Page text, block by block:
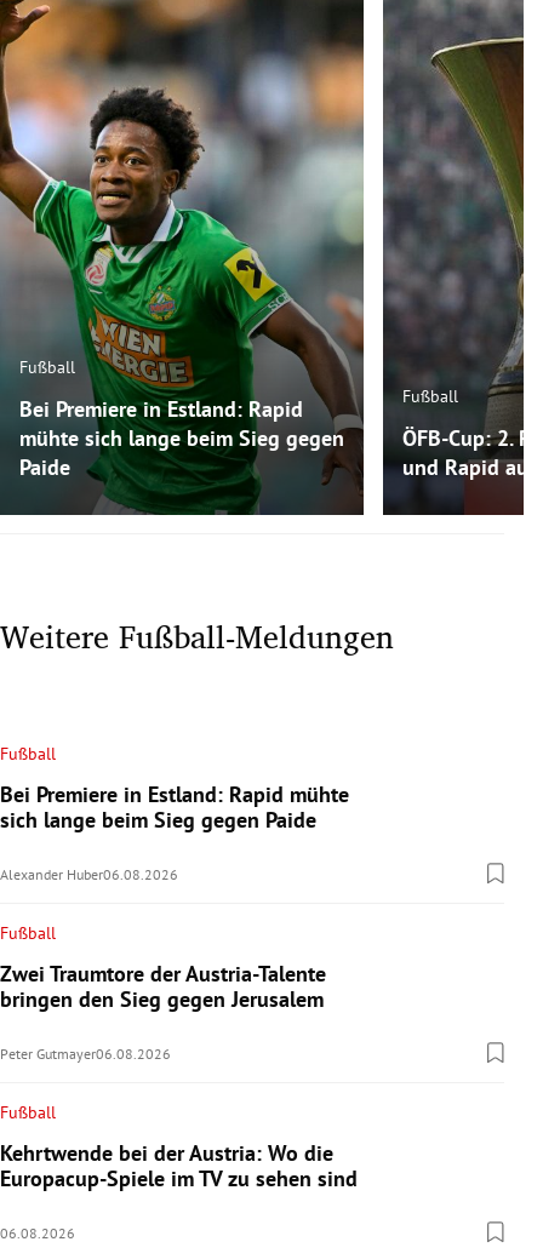
Fußball
Bei Premiere in Estland: Rapid
mühte sich lange beim Sieg gegen
Paide
Fußball
ÖFB-Cup: 2.
und Rapid auf
Weitere Fußball-Meldungen
Fußball
Bei Premiere in Estland: Rapid mühte
sich lange beim Sieg gegen Paide
Alexander Huber06.08.2026
Fußball
Zwei Traumtore der Austria-Talente
bringen den Sieg gegen Jerusalem
Peter Gutmayer06.08.2026
Fußball
Kehrtwende bei der Austria: Wo die
Europacup-Spiele im TV zu sehen sind
06.08.2026